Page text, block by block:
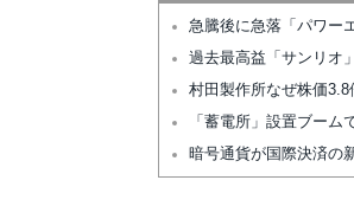
急騰後に急落「パワー
過去最高益「サンリオ
村田製作所なぜ株価
「蓄電所」設置ブー
暗号通貨が国際決済の